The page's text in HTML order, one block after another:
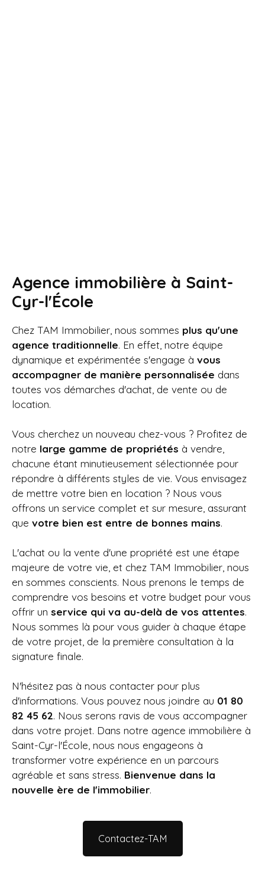
Agence immobilière à Saint-
Cyr-l'École
Chez TAM Immobilier, nous sommes plus qu'une
agence traditionnelle. En effet, notre équipe
dynamique et expérimentée s'engage à vous
accompagner de manière personnalisée dans
toutes vos démarches d'achat, de vente ou de
location.
Vous cherchez un nouveau chez-vous ? Profitez de
notre large gamme de propriétés à vendre,
chacune étant minutieusement sélectionnée pour
répondre à différents styles de vie. Vous envisagez
de mettre votre bien en location ? Nous vous
offrons un service complet et sur mesure, assurant
que votre bien est entre de bonnes mains.
L'achat ou la vente d'une propriété est une étape
majeure de votre vie, et chez TAM Immobilier, nous
en sommes conscients. Nous prenons le temps de
comprendre vos besoins et votre budget pour vous
offrir un service qui va au-delà de vos attentes.
Nous sommes là pour vous guider à chaque étape
de votre projet, de la première consultation à la
signature finale.
N'hésitez pas à nous contacter pour plus
d'informations. Vous pouvez nous joindre au 01 80
82 45 62. Nous serons ravis de vous accompagner
dans votre projet. Dans notre agence immobilière à
Saint-Cyr-l'École , nous nous engageons à
transformer votre expérience en un parcours
agréable et sans stress. Bienvenue dans la
nouvelle ère de l'immobilier.
Contactez-TAM